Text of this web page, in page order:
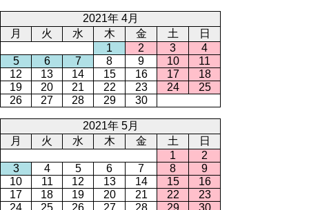
2021年 4月
月
火 水 木 金 土
日
1
2 3
4
5
6 7 8 9 10
11
12
13 14 15 16 17
18
19
20 21 22 23 24
25
26
27 28 29 30
2021年 5月
月
火 水 木 金 土
日
1
2
3
4 5 6 7 8
9
10
11 12 13 14 15
16
17
18 19 20 21 22
23
24
25 26 27 28 29
30